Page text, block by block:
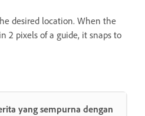
desired location. When the
2 pixels of a guide, it snaps to
yang sempurna dengan